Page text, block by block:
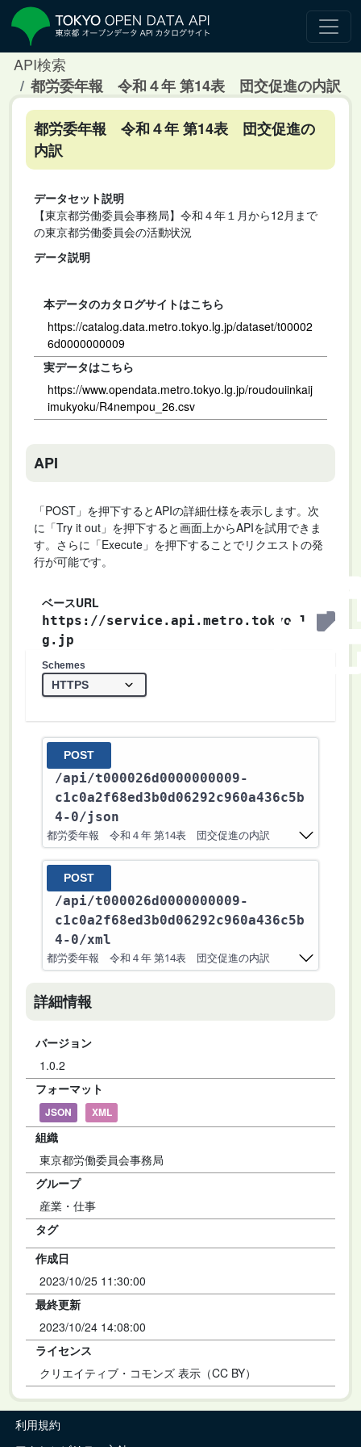
API検索
都労委年報 令和４年 第14表 団交促進の内訳
都労委年報 令和４年 第14表 団交促進の
内訳
データセット説明
【東京都労働委員会事務局】令和４年１月から12月まで
の東京都労働委員会の活動状況
データ説明
本データのカタログサイトはこちら
https://catalog.data.metro.tokyo.lg.jp/dataset/t00002
6d0000000009
実データはこちら
https://www.opendata.metro.tokyo.lg.jp/roudouiinkaij
imukyoku/R4nempou_26.csv
API
「POST」を押下するとAPIの詳細仕様を表示します。次
に「Try it out」を押下すると画面上からAPIを試用できま
す。さらに「Execute」を押下することでリクエストの発
行が可能です。
ベースURL
https://service.api.metro.tokyo.l
g.jp
Schemes
POST
/api/t000026d0000000009-
c1c0a2f68ed3b0d06292c960a436c5b
4-0/json
都労委年報 令和４年 第14表 団交促進の内訳
POST
/api/t000026d0000000009-
c1c0a2f68ed3b0d06292c960a436c5b
4-0/xml
都労委年報 令和４年 第14表 団交促進の内訳
詳細情報
バージョン
1.0.2
フォーマット
JSON XML
組織
東京都労働委員会事務局
グループ
産業・仕事
タグ
作成日
2023/10/25 11:30:00
最終更新
2023/10/24 14:08:00
ライセンス
クリエイティブ・コモンズ 表示（CC BY）
利用規約